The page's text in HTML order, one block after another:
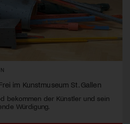
im Kunstmuseum St. Gallen
bekommen der Künstler und sein
Würdigung.